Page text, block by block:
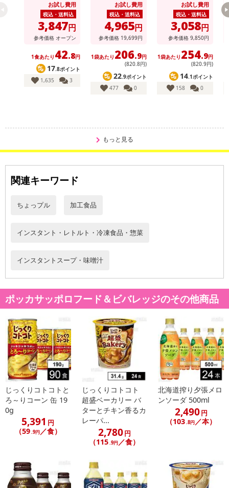
タージュ / 濃厚かぼ
ちゃポタージュ / 濃
厚クラムポタージュ
お試し費用
税込・送料込
3,847円
参考価格 オープン
1食あたり 42.8円
17.8ポイント
1,635
3
お試し費用
税込・送料込
4,965円
参考価格 19,699円
1袋あたり 206.9円
(820.8円)
22.9ポイント
477
0
お試し費用
税込・送料込
3,058円
参考価格 9,850円
1袋あたり 254.9円
(820.9円)
14.1ポイント
158
0
もっと見る
関連キーワード
ちょっプル 加工食品
インスタント・レトルト・冷凍食品・惣菜
インスタントスープ・味噌汁
ポッカサッポロフード＆ビバレッジのその他商品
じっくりコトコトと
ろ～りコーン 缶 19
0g
5,391 円
（59 .9円／食）
じっくりコトコト
超盛ベーカリー バ
ターとチキン香るカ
レーパ...
2,780円
（115 .9円 ／食）
北海道搾り夕張メロ
ンソーダ 500ml
2,490円
（103 .8円 ／本）